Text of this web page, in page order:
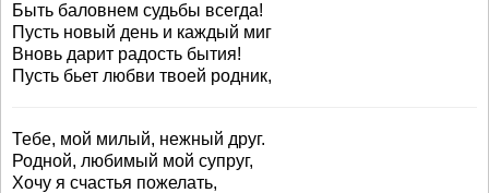
Быть баловнем судьбы всегда!
Пусть новый день и каждый миг
Вновь дарит радость бытия!
Пусть бьет любви твоей родник,
Тебе, мой милый, нежный друг.
Родной, любимый мой супруг,
Хочу я счастья пожелать,